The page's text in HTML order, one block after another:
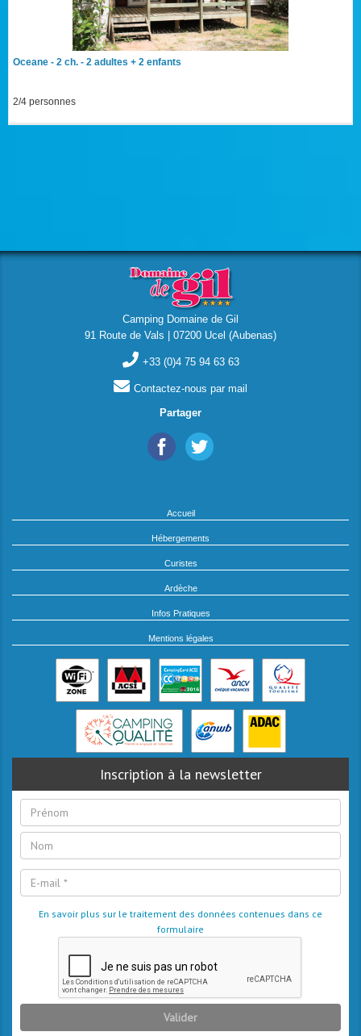
Oceane - 2 ch. - 2 adultes + 2 enfants
2/4 personnes
Camping Domaine de Gil
91 Route de Vals | 07200 Ucel (Aubenas)
+33 (0)4 75 94 63 63
Contactez-nous par mail
Partager
Accueil
Hébergements
Curistes
Ardèche
Infos Pratiques
Mentions légales